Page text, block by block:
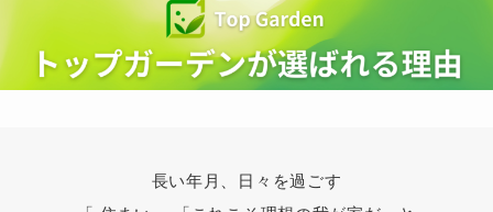
長い年月、日々を過ごす